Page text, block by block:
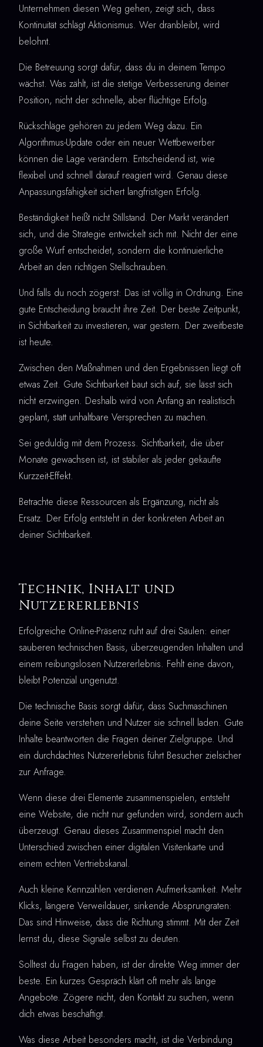
Unternehmen diesen Weg gehen, zeigt sich, dass
Kontinuität schlägt Aktionismus. Wer dranbleibt, wird
belohnt.
Die Betreuung sorgt dafür, dass du in deinem Tempo
wächst. Was zählt, ist die stetige Verbesserung deiner
Position, nicht der schnelle, aber flüchtige Erfolg.
Rückschläge gehören zu jedem Weg dazu. Ein
Algorithmus-Update oder ein neuer Wettbewerber
können die Lage verändern. Entscheidend ist, wie
flexibel und schnell darauf reagiert wird. Genau diese
Anpassungsfähigkeit sichert langfristigen Erfolg.
Beständigkeit heißt nicht Stillstand. Der Markt verändert
sich, und die Strategie entwickelt sich mit. Nicht der eine
große Wurf entscheidet, sondern die kontinuierliche
Arbeit an den richtigen Stellschrauben.
Und falls du noch zögerst: Das ist völlig in Ordnung. Eine
gute Entscheidung braucht ihre Zeit. Der beste Zeitpunkt,
in Sichtbarkeit zu investieren, war gestern. Der zweitbeste
ist heute.
Zwischen den Maßnahmen und den Ergebnissen liegt oft
etwas Zeit. Gute Sichtbarkeit baut sich auf, sie lässt sich
nicht erzwingen. Deshalb wird von Anfang an realistisch
geplant, statt unhaltbare Versprechen zu machen.
Sei geduldig mit dem Prozess. Sichtbarkeit, die über
Monate gewachsen ist, ist stabiler als jeder gekaufte
Kurzzeit-Effekt.
Betrachte diese Ressourcen als Ergänzung, nicht als
Ersatz. Der Erfolg entsteht in der konkreten Arbeit an
deiner Sichtbarkeit.
Technik, Inhalt und
Nutzererlebnis
Erfolgreiche Online-Präsenz ruht auf drei Säulen: einer
sauberen technischen Basis, überzeugenden Inhalten und
einem reibungslosen Nutzererlebnis. Fehlt eine davon,
bleibt Potenzial ungenutzt.
Die technische Basis sorgt dafür, dass Suchmaschinen
deine Seite verstehen und Nutzer sie schnell laden. Gute
Inhalte beantworten die Fragen deiner Zielgruppe. Und
ein durchdachtes Nutzererlebnis führt Besucher zielsicher
zur Anfrage.
Wenn diese drei Elemente zusammenspielen, entsteht
eine Website, die nicht nur gefunden wird, sondern auch
überzeugt. Genau dieses Zusammenspiel macht den
Unterschied zwischen einer digitalen Visitenkarte und
einem echten Vertriebskanal.
Auch kleine Kennzahlen verdienen Aufmerksamkeit. Mehr
Klicks, längere Verweildauer, sinkende Absprungraten:
Das sind Hinweise, dass die Richtung stimmt. Mit der Zeit
lernst du, diese Signale selbst zu deuten.
Solltest du Fragen haben, ist der direkte Weg immer der
beste. Ein kurzes Gespräch klärt oft mehr als lange
Angebote. Zögere nicht, den Kontakt zu suchen, wenn
dich etwas beschäftigt.
Was diese Arbeit besonders macht, ist die Verbindung